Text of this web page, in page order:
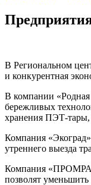
В Региональном
и конкурентная
В компании «Родная
бережливых
хранения ПЭТ-тары,
Компания
утреннего выезда
Компания
позволят уменьшить